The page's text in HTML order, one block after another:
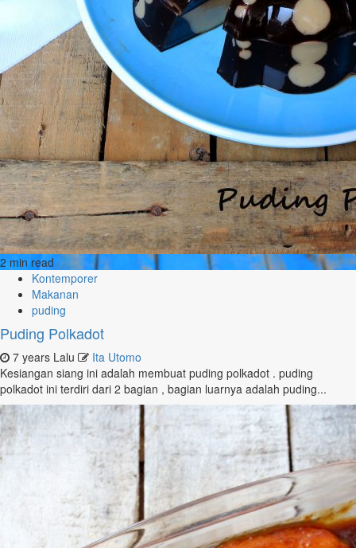
2 min read
Kontemporer
Makanan
puding
Puding Polkadot
7 years Lalu
Ita Utomo
Kesiangan siang ini adalah membuat puding polkadot . puding
polkadot ini terdiri dari 2 bagian , bagian luarnya adalah puding...